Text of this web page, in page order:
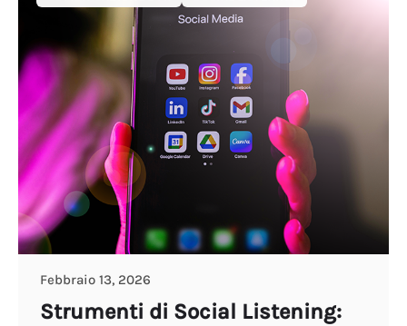
Febbraio 13, 2026
Strumenti di Social Listening: